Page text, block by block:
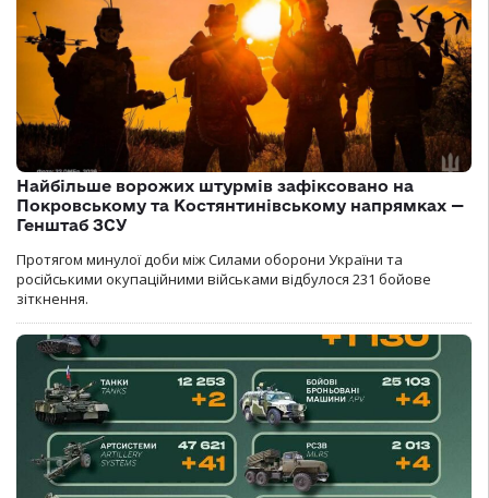
Найбільше ворожих штурмів зафіксовано на
Покровському та Костянтинівському напрямках —
Генштаб ЗСУ
Протягом минулої доби між Силами оборони України та
російськими окупаційними військами відбулося 231 бойове
зіткнення.